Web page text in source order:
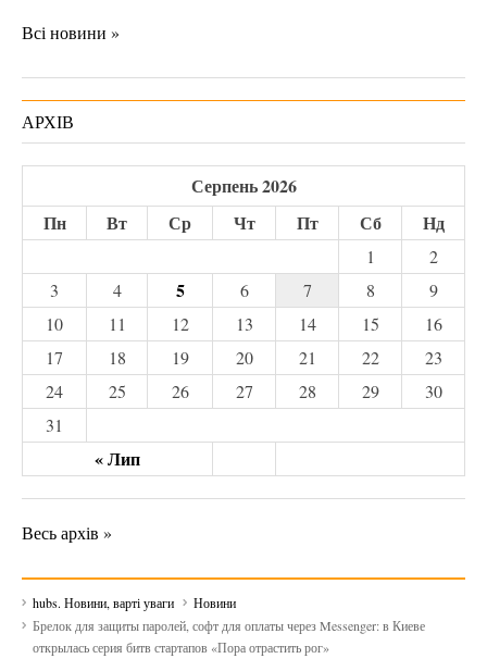
Всі новини »
АРХІВ
Серпень 2026
Пн
Вт Ср Чт Пт Сб Нд
« Лип
1
2
3
4 5 6 7 8
9
10
11 12 13 14 15
16
17
18 19 20 21 22
23
24
25 26 27 28 29
30
31
Весь архів »
hubs. Новини, варті уваги
Новини
Брелок для защиты паролей, софт для оплаты через Messenger: в Киеве
открылась серия битв стартапов «Пора отрастить рог»